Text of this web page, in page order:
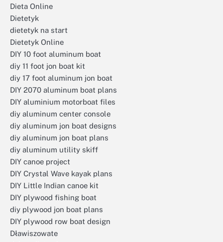
Dieta Online
Dietetyk
dietetyk na start
Dietetyk Online
DIY 10 foot aluminum boat
diy 11 foot jon boat kit
diy 17 foot aluminum jon boat
DIY 2070 aluminum boat plans
DIY aluminium motorboat files
diy aluminum center console
diy aluminum jon boat designs
diy aluminum jon boat plans
diy aluminum utility skiff
DIY canoe project
DIY Crystal Wave kayak plans
DIY Little Indian canoe kit
DIY plywood fishing boat
diy plywood jon boat plans
DIY plywood row boat design
Dławiszowate